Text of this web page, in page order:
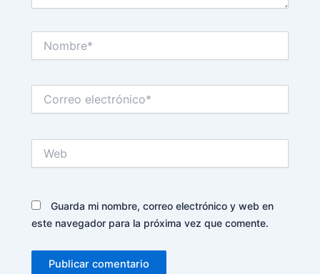
electrónico*
Guarda mi nombre, correo electrónico y web en
este navegador para la próxima vez que comente.